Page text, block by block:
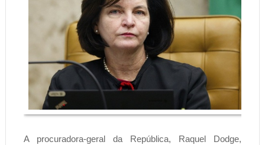
A procuradora-geral da República, Raquel Dodge,